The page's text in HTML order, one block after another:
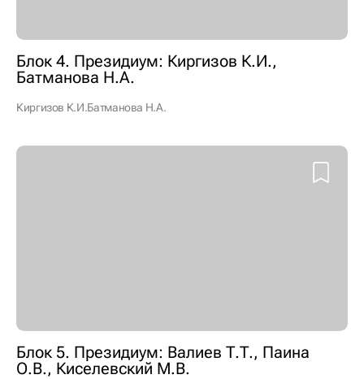
Блок 4. Президиум: Киргизов К.И.,
Батманова Н.А.
Киргизов К.И.Батманова Н.А.
Блок 5. Президиум: Валиев Т.Т., Паина
О.В., Киселевский М.В.